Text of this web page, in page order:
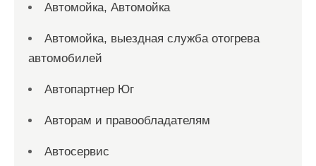
Автомойка, Автомойка
Автомойка, выездная служба отогрева
автомобилей
Автопартнер Юг
Авторам и правообладателям
Автосервис